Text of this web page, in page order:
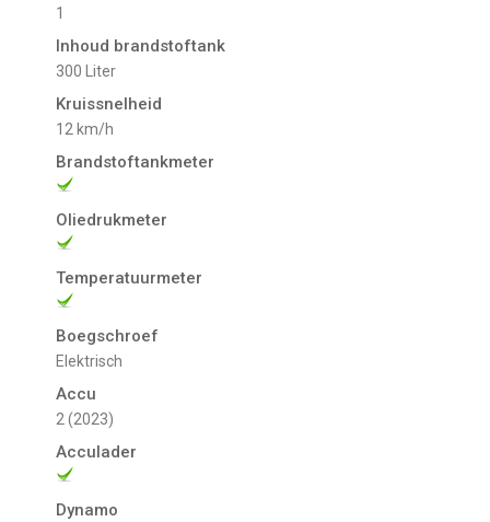
1
Inhoud brandstoftank
300 Liter
Kruissnelheid
12 km/h
Brandstoftankmeter
Oliedrukmeter
Temperatuurmeter
Boegschroef
Elektrisch
Accu
2 (2023)
Acculader
Dynamo